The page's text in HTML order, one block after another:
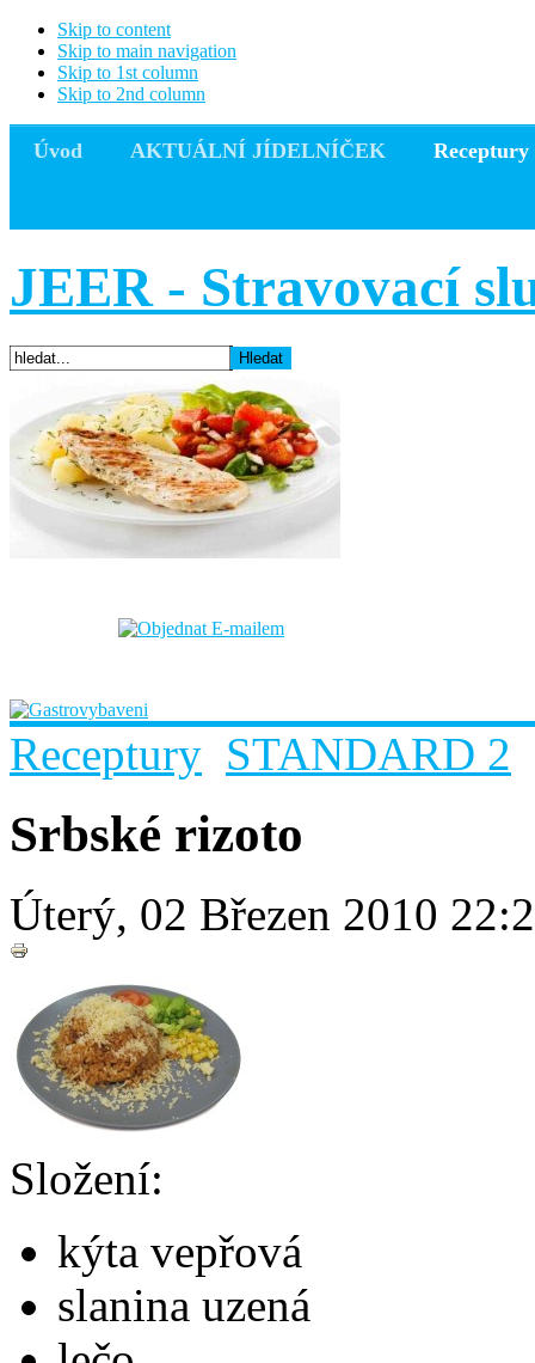
Skip to content
Skip to main navigation
Skip to 1st column
Skip to 2nd column
Úvod AKTUÁLNÍ JÍDELNÍČEK Receptury
JEER - Stravovací
Receptury STANDARD 2
Srbské rizoto
Úterý, 02 Březen 2010
Složení:
kýta vepřová
slanina uzená